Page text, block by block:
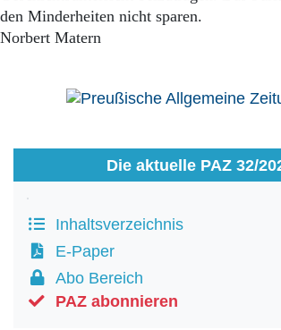
den Minderheiten nicht sparen.
Norbert Matern
Die aktuelle PAZ 32/
Inhaltsverzeichnis
E-Paper
Abo Bereich
PAZ abonnieren